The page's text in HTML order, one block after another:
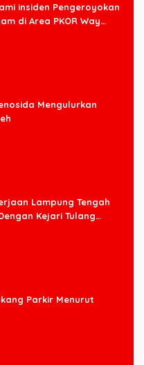
insiden Pengeroyokan
di Area PKOR Way
Mengulurkan
Lampung Tengah
Kejari Tulang
Parkir Menurut